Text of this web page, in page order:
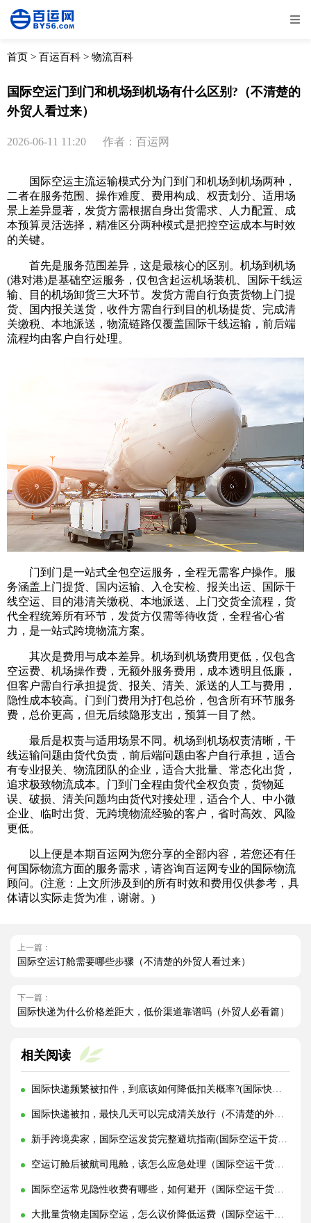
全部 物流资讯
取消
首页 > 百运百科 > 物流百科
国际空运门到门和机场到机场有什么区别?（不清楚的
外贸人看过来）
2026-06-11 11:20 作者：百运网
国际空运主流运输模式分为门到门和机场到机场两种，
二者在服务范围、操作难度、费用构成、权责划分、适用场
景上差异显著，发货方需根据自身出货需求、人力配置、成
本预算灵活选择，精准区分两种模式是把控空运成本与时效
的关键。
首先是服务范围差异，这是最核心的区别。机场到机场
(港对港)是基础空运服务，仅包含起运机场装机、国际干线运
输、目的机场卸货三大环节。发货方需自行负责货物上门提
货、国内报关送货，收件方需自行到目的机场提货、完成清
关缴税、本地派送，物流链路仅覆盖国际干线运输，前后端
流程均由客户自行处理。
门到门是一站式全包空运服务，全程无需客户操作。服
务涵盖上门提货、国内运输、入仓安检、报关出运、国际干
线空运、目的港清关缴税、本地派送、上门交货全流程，货
代全程统筹所有环节，发货方仅需等待收货，全程省心省
力，是一站式跨境物流方案。
其次是费用与成本差异。机场到机场费用更低，仅包含
空运费、机场操作费，无额外服务费用，成本透明且低廉，
但客户需自行承担提货、报关、清关、派送的人工与费用，
隐性成本较高。门到门费用为打包总价，包含所有环节服务
费，总价更高，但无后续隐形支出，预算一目了然。
最后是权责与适用场景不同。机场到机场权责清晰，干
线运输问题由货代负责，前后端问题由客户自行承担，适合
有专业报关、物流团队的企业，适合大批量、常态化出货，
追求极致物流成本。门到门全程由货代全权负责，货物延
误、破损、清关问题均由货代对接处理，适合个人、中小微
企业、临时出货、无跨境物流经验的客户，省时高效、风险
更低。
以上便是本期百运网为您分享的全部内容，若您还有任
何国际物流方面的服务需求，请咨询百运网专业的国际物流
顾问。(注意：上文所涉及到的所有时效和费用仅供参考，具
体请以实际走货为准，谢谢。)
上一篇：
国际空运订舱需要哪些步骤（不清楚的外贸人看过来）
下一篇：
国际快递为什么价格差距大，低价渠道靠谱吗（外贸人必看篇）
相关阅读
国际快递频繁被扣件，到底该如何降低扣关概率?(国际快递干货知识分享)
国际快递被扣，最快几天可以完成清关放行（不清楚的外贸人看过来）
新手跨境卖家，国际空运发货完整避坑指南(国际空运干货知识分享)
空运订舱后被航司甩舱，该怎么应急处理（国际空运干货知识分享）
国际空运常见隐性收费有哪些，如何避开（国际空运干货知识分享）
大批量货物走国际空运，怎么议价降低运费（国际空运干货知识分享）